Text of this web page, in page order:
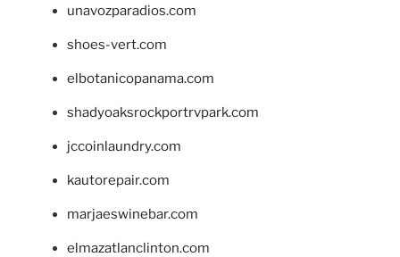
unavozparadios.com
shoes-vert.com
elbotanicopanama.com
shadyoaksrockportrvpark.com
jccoinlaundry.com
kautorepair.com
marjaeswinebar.com
elmazatlanclinton.com